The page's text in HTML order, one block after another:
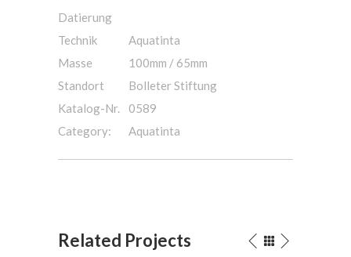
Datierung
Technik
Aquatinta
Masse
100mm / 65mm
Standort
Bolleter Stiftung
Katalog-Nr.
0589
Category:
Aquatinta
Related Projects